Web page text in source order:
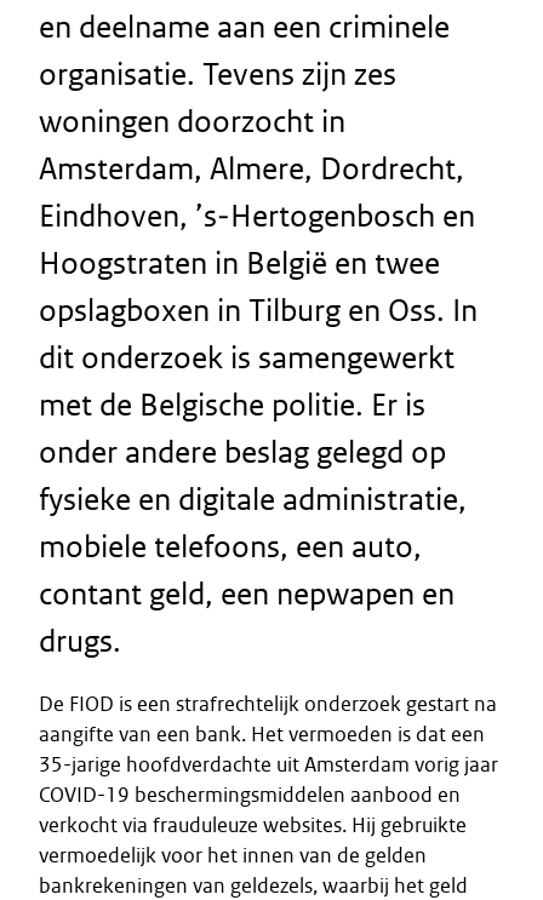
en deelname aan een criminele
organisatie. Tevens zijn zes
woningen doorzocht in
Amsterdam, Almere, Dordrecht,
Eindhoven, ’s‑Hertogenbosch en
Hoogstraten in België en twee
opslagboxen in Tilburg en Oss. In
dit onderzoek is samengewerkt
met de Belgische politie. Er is
onder andere beslag gelegd op
fysieke en digitale administratie,
mobiele telefoons, een auto,
contant geld, een nepwapen en
drugs.
De FIOD is een strafrechtelijk onderzoek gestart na
aangifte van een bank. Het vermoeden is dat een
35-jarige hoofdverdachte uit Amsterdam vorig jaar
COVID-19 beschermingsmiddelen aanbood en
verkocht via frauduleuze websites. Hij gebruikte
vermoedelijk voor het innen van de gelden
bankrekeningen van geldezels, waarbij het geld